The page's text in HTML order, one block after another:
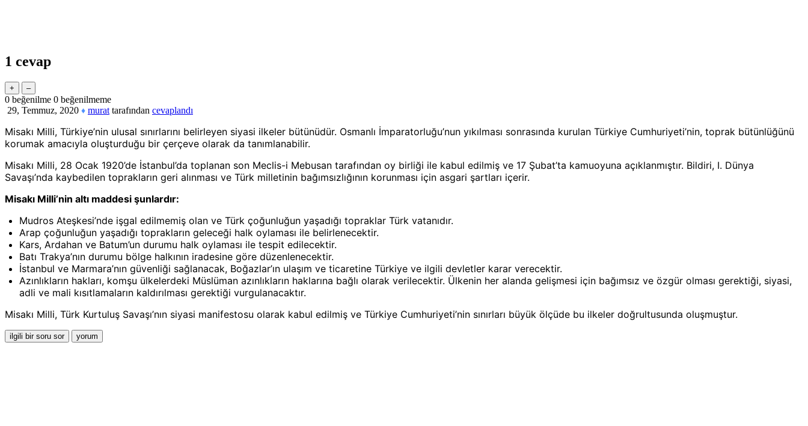
1 cevap
0 beğenilme 0 beğenilmeme
29, Temmuz, 2020 ♦ murat tarafından cevaplandı
Misakı Milli, Türkiye’nin ulusal sınırlarını belirleyen siyasi ilkeler bütünüdür. Osmanlı İmparatorluğu’nun yıkılması sonrasında kurulan Türkiye Cumhuriyeti’nin, toprak bütünlüğünü
korumak amacıyla oluşturduğu bir çerçeve olarak da tanımlanabilir.
Misakı Milli, 28 Ocak 1920’de İstanbul’da toplanan son Meclis-i Mebusan tarafından oy birliği ile kabul edilmiş ve 17 Şubat’ta kamuoyuna açıklanmıştır. Bildiri, I. Dünya
Savaşı’nda kaybedilen toprakların geri alınması ve Türk milletinin bağımsızlığının korunması için asgari şartları içerir.
Misakı Milli’nin altı maddesi şunlardır:
Mudros Ateşkesi’nde işgal edilmemiş olan ve Türk çoğunluğun yaşadığı topraklar Türk vatanıdır.
Arap çoğunluğun yaşadığı toprakların geleceği halk oylaması ile belirlenecektir.
Kars, Ardahan ve Batum’un durumu halk oylaması ile tespit edilecektir.
Batı Trakya’nın durumu bölge halkının iradesine göre düzenlenecektir.
İstanbul ve Marmara’nın güvenliği sağlanacak, Boğazlar’ın ulaşım ve ticaretine Türkiye ve ilgili devletler karar verecektir.
Azınlıkların hakları, komşu ülkelerdeki Müslüman azınlıkların haklarına bağlı olarak verilecektir. Ülkenin her alanda gelişmesi için bağımsız ve özgür olması gerektiği, siyasi,
adli ve mali kısıtlamaların kaldırılması gerektiği vurgulanacaktır.
Misakı Milli, Türk Kurtuluş Savaşı’nın siyasi manifestosu olarak kabul edilmiş ve Türkiye Cumhuriyeti’nin sınırları büyük ölçüde bu ilkeler doğrultusunda oluşmuştur.